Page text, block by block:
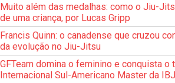
Muito além das medalhas: como o Jiu-
de uma criança, por Lucas Gripp
Francis Quinn: o canadense que cruzou
da evolução no Jiu-Jitsu
GFTeam domina o feminino e conquista o
Internacional Sul-Americano Master da